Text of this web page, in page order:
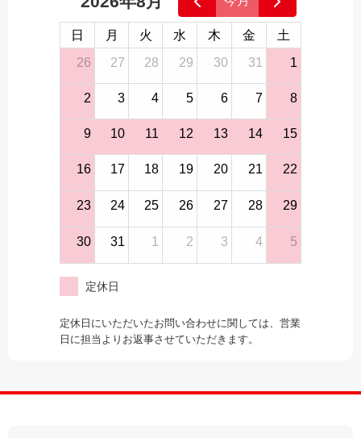
日 月 火 水 木 金
土
26
27 28 29 30 31 1
2 3 4 5 6 7 8
9 10 11 12 13 14 15
16 17 18 19 20 21 22
23 24 25 26 27 28 29
30 31 1 2 3 4 5
定休日
定休日にいただいたお問い合わせに関しては、営業
日に担当よりお返事させていただきます。